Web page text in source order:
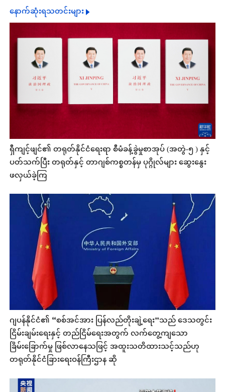
နောက်ဆုံးရသတင်းများ
ရှီကျင့်ဖျင်၏ တရုတ်နိုင်ငံရေးရာ စီမံခန့်ခွဲမှုစာအုပ် (အတွဲ-၅ ) နှင့်
ပတ်သက်ပြီး တရုတ်နှင့် တာဂျစ်ကစ္စတန်မှ ပုဂ္ဂိုလ်များ ဆွေးနွေး
ဖလှယ်ခဲ့ကြ
ဂျပန်နိုင်ငံ၏ “စစ်အင်အား ပြန်လည်တိုးချဲ့ရေး”သည် ဒေသတွင်း
ငြိမ်းချမ်းရေးနှင့် တည်ငြိမ်ရေးအတွက် လက်တွေ့ကျသော
ခြိမ်းခြောက်မှု ဖြစ်လာနေသဖြင့် အထူးသတိထားသင့်သည်ဟု
တရုတ်နိုင်ငံခြားရေးဝန်ကြီးဌာန ဆို